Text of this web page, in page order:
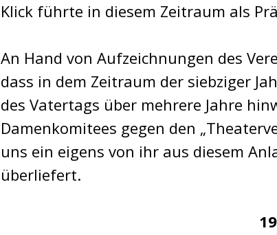
Klick führte in diesem Zeitraum als
An Hand von Aufzeichnungen des
dass in dem Zeitraum der siebziger
des Vatertags über mehrere Jahre
Damenkomitees gegen den
uns ein eigens von ihr aus diesem
überliefert.